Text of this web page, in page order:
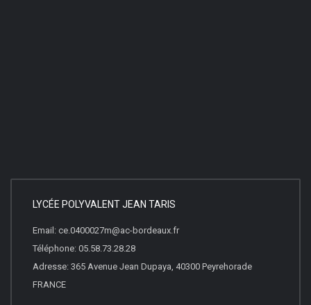
LYCÉE POLYVALENT JEAN TARIS
Email: ce.0400027m@ac-bordeaux.fr
Téléphone: 05.58.73.28.28
Adresse: 365 Avenue Jean Dupaya, 40300 Peyrehorade
FRANCE